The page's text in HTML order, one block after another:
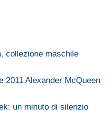
collezione maschile
2011 Alexander McQueen
un minuto di silenzio